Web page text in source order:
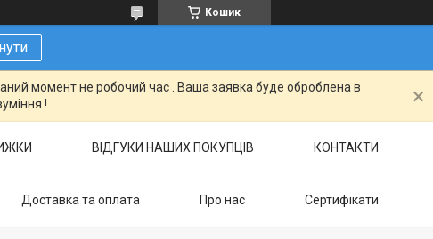
Кошик
момент не робочий час . Ваша заявка буде оброблена в
!
ВІДГУКИ НАШИХ ПОКУПЦІВ КОНТАКТИ
Доставка та оплата Про нас Сертифікати